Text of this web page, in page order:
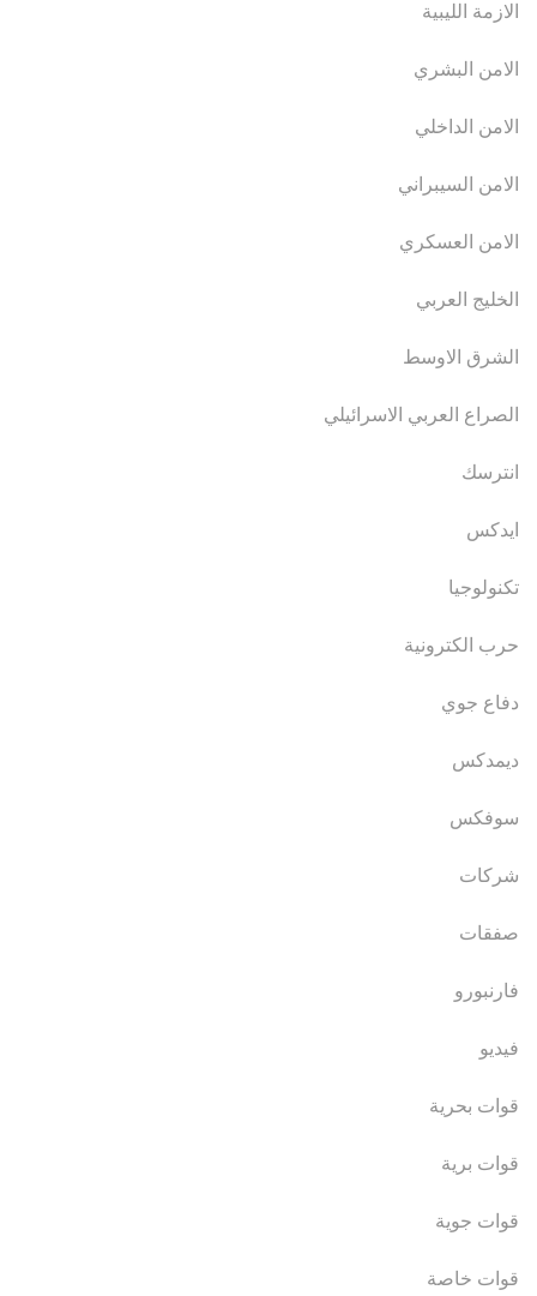
الازمة الليبية
الامن البشري
الامن الداخلي
الامن السيبراني
الامن العسكري
الخليج العربي
الشرق الاوسط
الصراع العربي الاسرائيلي
انترسك
ايدكس
تكنولوجيا
حرب الكترونية
دفاع جوي
ديمدكس
سوفكس
شركات
صفقات
فارنبورو
فيديو
قوات بحرية
قوات برية
قوات جوية
قوات خاصة